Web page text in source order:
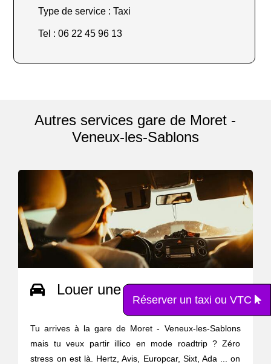
Type de service : Taxi
Tel : 06 22 45 96 13
Autres services gare de Moret -
Veneux-les-Sablons
Louer une voiture
Tu arrives à la gare de Moret - Veneux-les-Sablons
mais tu veux partir illico en mode roadtrip ? Zéro
stress on est là. Hertz, Avis, Europcar, Sixt, Ada ... on
Réserver un taxi ou VTC